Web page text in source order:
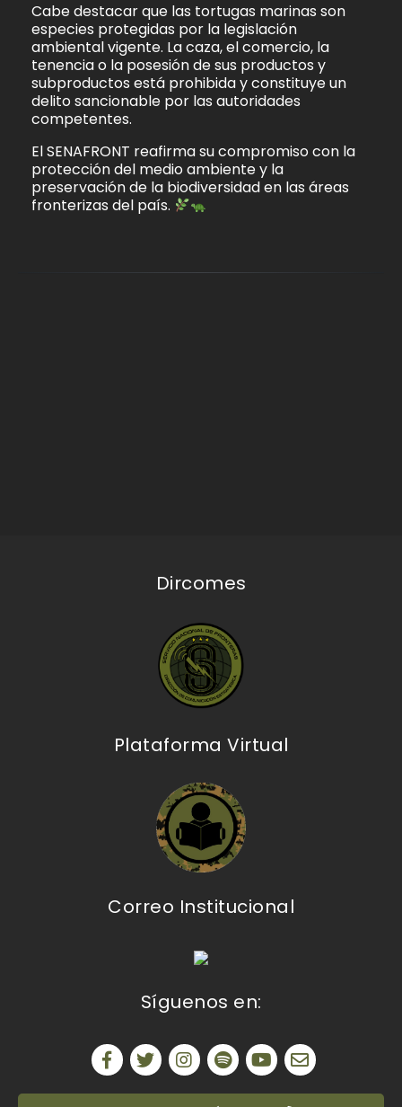
Cabe destacar que las tortugas marinas son
especies protegidas por la legislación
ambiental vigente. La caza, el comercio, la
tenencia o la posesión de sus productos y
subproductos está prohibida y constituye un
delito sancionable por las autoridades
competentes.
El SENAFRONT reafirma su compromiso con la
protección del medio ambiente y la
preservación de la biodiversidad en las áreas
fronterizas del país.
Dircomes
Plataforma Virtual
Correo Institucional
Síguenos en: